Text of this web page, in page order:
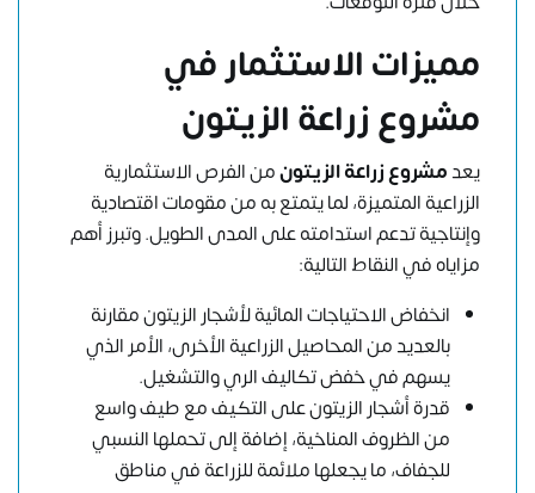
مميزات الاستثمار في
مشروع زراعة الزيتون
يعدمشروع زراعة الزيتونمن الفرص الاستثمارية
الزراعية المتميزة، لما يتمتع به من مقومات اقتصادية
وإنتاجية تدعم استدامته على المدى الطويل. وتبرز أهم
مزاياه في النقاط التالية:
انخفاض الاحتياجات المائية لأشجار الزيتون مقارنة
بالعديد من المحاصيل الزراعية الأخرى، الأمر الذي
يسهم في خفض تكاليف الري والتشغيل.
قدرة أشجار الزيتون على التكيف مع طيف واسع
من الظروف المناخية، إضافة إلى تحملها النسبي
للجفاف، ما يجعلها ملائمة للزراعة في مناطق